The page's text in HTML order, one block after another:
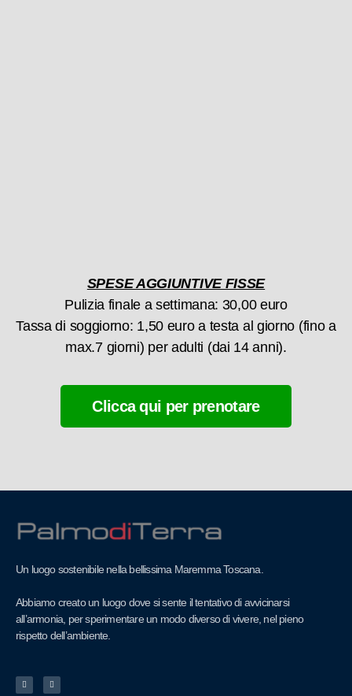
SPESE AGGIUNTIVE FISSE
Pulizia finale a settimana: 30,00 euro
Tassa di soggiorno: 1,50 euro a testa al giorno (fino a
max.7 giorni) per adulti (dai 14 anni).
Clicca qui per prenotare
Un luogo sostenibile nella bellissima Maremma Toscana.
Abbiamo creato un luogo dove si sente il tentativo di avvicinarsi
all’armonia, per sperimentare un modo diverso di vivere, nel pieno
rispetto dell’ambiente.